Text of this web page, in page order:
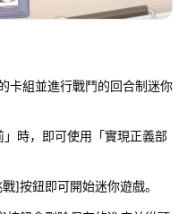
卡組並進行戰鬥的回合制迷你
時，即可使用「實現正義部
]按鈕即可開始迷你遊戲。